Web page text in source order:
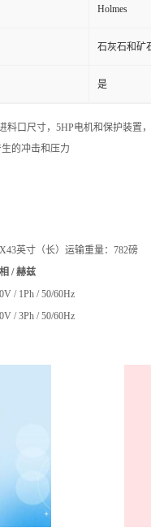
Holmes
石灰石和矿
是
料口尺寸，5HP电机和保护装
的冲击和压力
英寸（长）运输重量：782磅
/ 赫兹
/ 1Ph / 50/60Hz
/ 3Ph / 50/60Hz